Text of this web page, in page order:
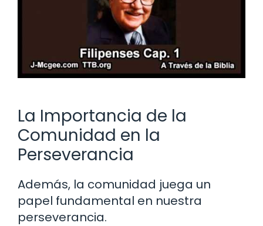
La Importancia de la
Comunidad en la
Perseverancia
Además, la comunidad juega un
papel fundamental en nuestra
perseverancia.